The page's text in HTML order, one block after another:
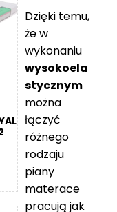
Dzięki temu,
że w
wykonaniu
wysokoela
stycznym
można
łączyć
różnego
rodzaju
piany
materace
pracują jak